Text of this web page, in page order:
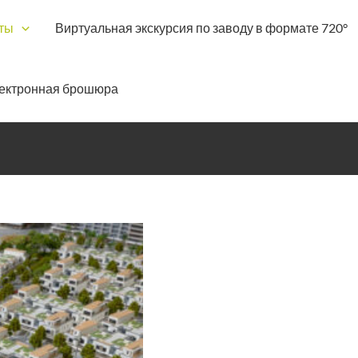
Виртуальная экскурсия по заводу в формате 720°
брошюра